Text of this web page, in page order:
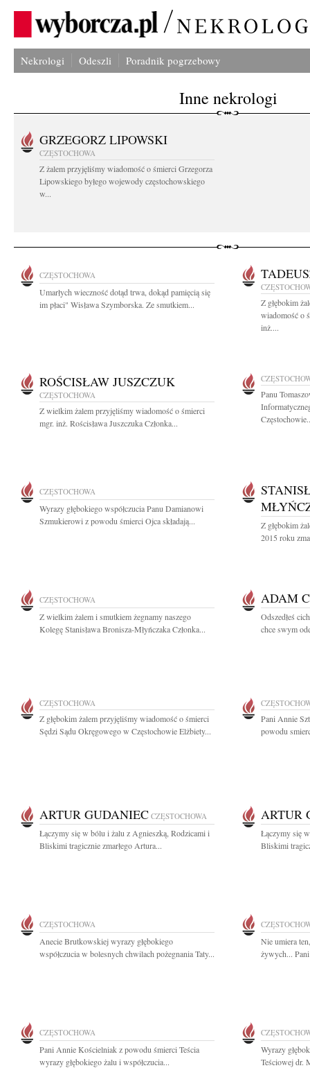
Nekrologi Odeszli Poradnik pogrzebowy
Inne nekrologi
GRZEGORZ LIPOWSKI
CZĘSTOCHOWA
Z żalem przyjęliśmy wiadomość o śmierci Grzegorza
Lipowskiego byłego wojewody częstochowskiego
w...
CZĘSTOCHOWA
Umarłych wieczność dotąd trwa, dokąd pamięcią się
im płaci" Wisława Szymborska. Ze smutkiem...
Z głębokim
wiadomość o
inż....
ROŚCISŁAW JUSZCZUK
CZĘSTOCHOWA
Z wielkim żalem przyjęliśmy wiadomość o śmierci
mgr. inż. Rościsława Juszczuka Członka...
Panu
CZĘSTOCHOWA
Wyrazy głębokiego współczucia Panu Damianowi
Szmukierowi z powodu śmierci Ojca składają...
Z głębokim
2015 roku
CZĘSTOCHOWA
Z wielkim żalem i smutkiem żegnamy naszego
Kolegę Stanisława Bronisza-Młyńczaka Członka...
ADAM
Odszedłeś
chce swym
CZĘSTOCHOWA
Z głębokim żalem przyjęliśmy wiadomość o śmierci
Sędzi Sądu Okręgowego w Częstochowie Elżbiety...
Pani Annie
powodu
ARTUR GUDANIEC CZĘSTOCHOWA
Łączymy się w bólu i żalu z Agnieszką, Rodzicami i
Bliskimi tragicznie zmarłego Artura...
ARTUR
Łączymy się
Bliskimi
CZĘSTOCHOWA
Anecie Brutkowskiej wyrazy głębokiego
współczucia w bolesnych chwilach pożegnania Taty...
Nie umiera
żywych...
CZĘSTOCHOWA
Pani Annie Kościelniak z powodu śmierci Teścia
wyrazy głębokiego żalu i współczucia...
Wyrazy
Teściowej dr.